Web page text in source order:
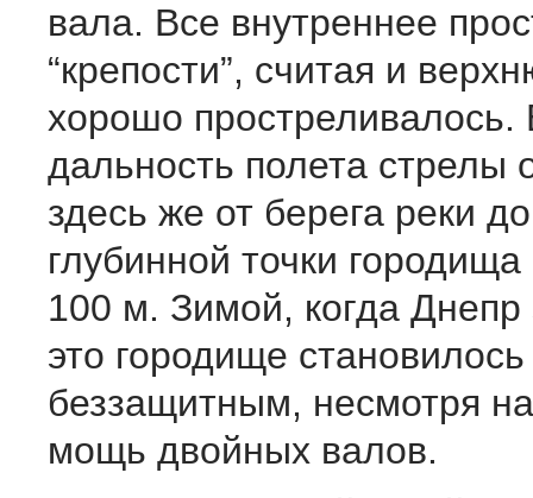
вала. Все внутреннее
“крепости”, считая и
хорошо прострелива­лось.
дальность полета стрелы
здесь же от берега реки
глубинной точки
100 м. Зимой, когда Днепр
это городище
беззащитным, несмотря
мощь двойных валов.